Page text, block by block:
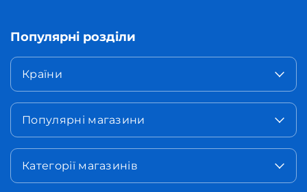
Популярні розділи
Країни
Популярні магазини
Категорії магазинів